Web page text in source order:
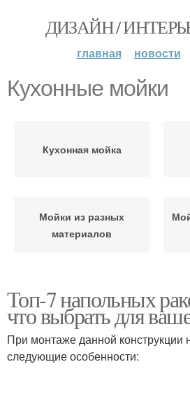
ДИЗАЙН /
главная новости
Кухонные мойки
Кухонная мойка
Мойки из разных
материалов
Мойки на кухню
Топ-7 напольных
что выбрать для
При монтаже данной конструкции
следующие особенности: